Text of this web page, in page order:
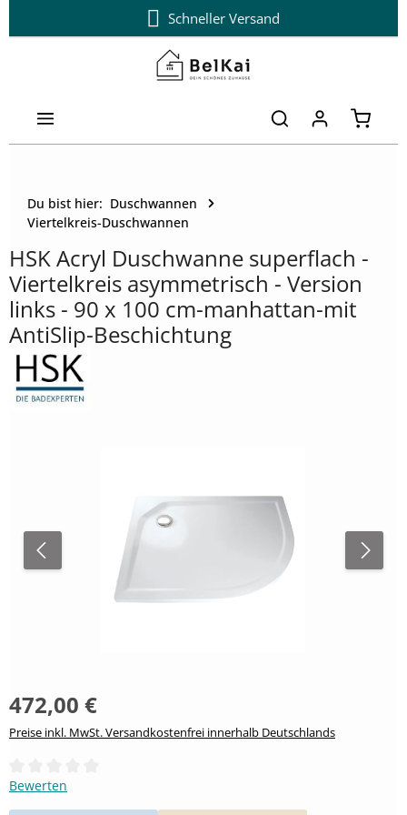
Zum Hauptinhalt springenSchneller Versand
Du bist hier: Duschwannen
Viertelkreis-Duschwannen
HSK Acryl Duschwanne superflach -
Viertelkreis asymmetrisch - Version
links - 90 x 100 cm-manhattan-mit
AntiSlip-Beschichtung
472,00 €
Preise inkl. MwSt. Versandkostenfrei innerhalb Deutschlands
Durchschnittliche Bewertung von 0 von 5 Sternen
Bewerten